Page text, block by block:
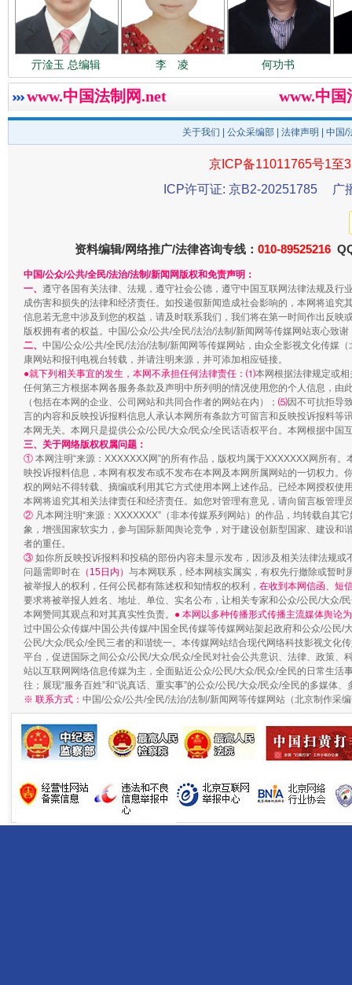
巳巳如意，开工大吉！ 三轮上
亓淦玉 总编辑 李 凌 何功书
www.中国法制网.net www.中
关于我们 公众采编部 法律声明 | 中国
京ICP备11011765号1至
ICP许可证: 京B2-20251785
广
资料编辑/网络推广/法律咨询专线： 010-89525216
中国/公众/公共/全民/法治/法制/新闻网版权和免责声明：
一、 遵守各国有关法律、法规，遵守社会公德，遵守中国互联网法律法规及
成伤害和损失的法律和经济责任。如投递假新闻造成社会影响的，本网将追
信息若无意中涉及到您的权益，请及时联系我们，我们将在第一时间作出反
版权拥有者的权益。中国/公众/公共/全民/法治/法制/新闻网等传媒网站衷心致谢
二、 中国/公众/公共/全民/法治/法制/新闻网等传媒网站，由众全影视文化传媒
康网站和报刊电视台转载，并请注明来源，并可添加相应链接。
●就下列相关事宜的发生，本网不承担任何法律责任：⑴本网根据法律规定或
任何第三方根据本网各服务条款及声明中所列明的情况使用您的个人信息，由
（包括在本网的企业、公司网站和共同合作者的网站在内）； ⑸因不可抗拒导
言的内容和反映投诉报料信息人承认本网所有条款方可留言和反映投诉报料
本网无关。本网只是提供公众/公民/大众/民众/全民话语权平台。本网根据中
三、关于网络版权权属问题：
① 本网注明“来源：XXXXXXX网”的所有作品，版权均属于XXXXXXX网所有
映投诉报料信息，本网有权发布或不发布在本网及本网所属网站的一切权力
权的网站不得转载、摘编或利用其它方式使用本网上述作品。已经本网授权使
本网将追究其相关法律责任和经济责任。如您对管理有意见，请向留言板管理
② 凡本网注明“来源：XXXXXXX”（非本传媒系列网站）的作品，均转载自
象，增强国家软实力，参与国际新闻舆论竞争，对于建设创新型国家、建设
者的重任。
③ 如你所反映投诉报料和投稿的部份内容未显示发布，因涉及相关法律法规
问题需即时在 （15日内） 与本网联系，经本网核实属实，有权先行撤除或暂
被举报人的权利，任何公民都有陈述权和知情权的权利， 在收到本网信函、短
要求将被举报人姓名、地址、单位、实名公布，让相关专家和公众/公民/大众/
本网赞同其观点和对其真实性负责。 ● 本网以多种传播形式传播主流媒体舆论
过中国公众传媒/中国公共传媒/中国全民传媒等传媒网站架起政府和公众/公民
公民/大众/民众/全民三者的和谐统一。本传媒网站结合现代网络科技影视文化
平台，促进国际之间公众/公民/大众/民众/全民对社会公共意识、法律、政策
站以互联网网络信息传媒为主，全面贴近公众/公民/大众/民众/全民的日常生
往；展现“服务百姓”和“说真话、重实事”的公众/公民/大众/民众/全民的多媒体
※ 联系方式： 中国/公众/公共/全民/法治/法制/新闻网等传媒网站（北京制作采